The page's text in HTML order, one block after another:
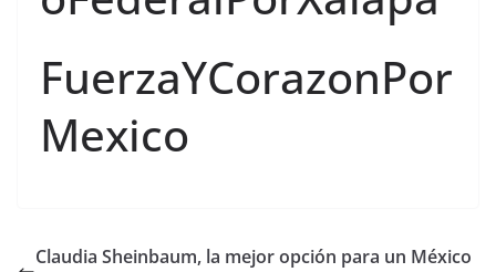
FuerzaYCorazonPor
Mexico
Claudia Sheinbaum, la mejor opción para un México